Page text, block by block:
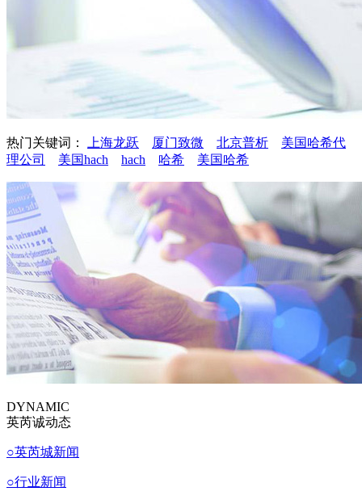
热门关键词： 上海龙跃 厦门致微 北京普析
美国哈希代
理公司
美国hach hach 哈希 美国哈希
DYNAMIC
英芮诚动态
○英芮城新闻
○行业新闻